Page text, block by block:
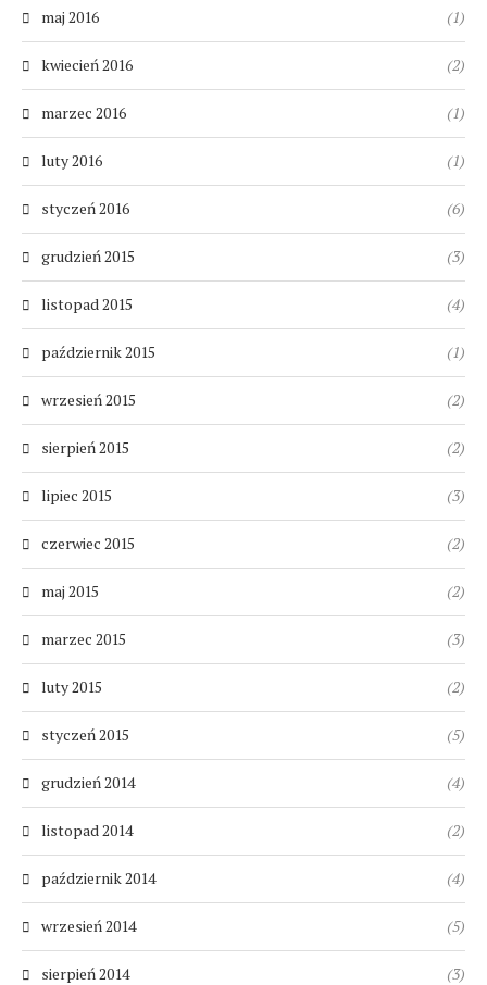
maj 2016 (1)
kwiecień 2016 (2)
marzec 2016 (1)
luty 2016 (1)
styczeń 2016 (6)
grudzień 2015 (3)
listopad 2015 (4)
październik 2015 (1)
wrzesień 2015 (2)
sierpień 2015 (2)
lipiec 2015 (3)
czerwiec 2015 (2)
maj 2015 (2)
marzec 2015 (3)
luty 2015 (2)
styczeń 2015 (5)
grudzień 2014 (4)
listopad 2014 (2)
październik 2014 (4)
wrzesień 2014 (5)
sierpień 2014 (3)